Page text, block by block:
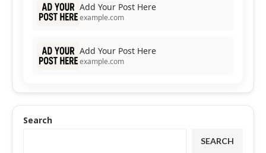
Add Your Post Here
example.com
Add Your Post Here
example.com
Search
SEARCH